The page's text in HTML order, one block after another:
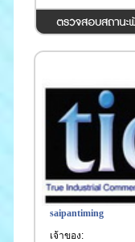
saipantiming
เจ้าของ: